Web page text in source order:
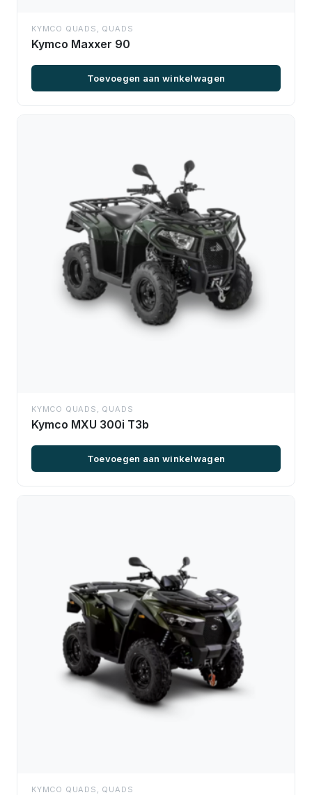
KYMCO QUADS , QUADS
Kymco Maxxer 90
Toevoegen aan winkelwagen
KYMCO QUADS , QUADS
Kymco MXU 300i T3b
Toevoegen aan winkelwagen
KYMCO QUADS , QUADS